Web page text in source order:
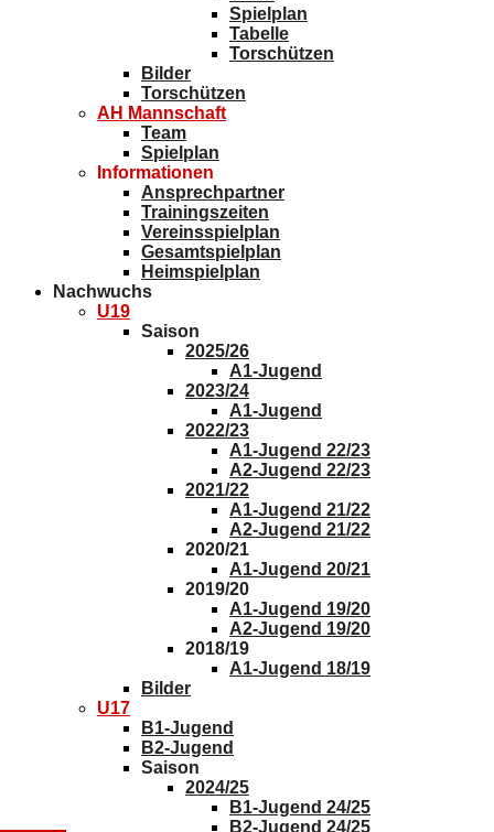
Spielplan
Tabelle
Torschützen
Bilder
Torschützen
AH Mannschaft
Team
Spielplan
Informationen
Ansprechpartner
Trainingszeiten
Vereinsspielplan
Gesamtspielplan
Heimspielplan
Nachwuchs
U19
Saison
2025/26
A1-Jugend
2023/24
A1-Jugend
2022/23
A1-Jugend 22/23
A2-Jugend 22/23
2021/22
A1-Jugend 21/22
A2-Jugend 21/22
2020/21
A1-Jugend 20/21
2019/20
A1-Jugend 19/20
A2-Jugend 19/20
2018/19
A1-Jugend 18/19
Bilder
U17
B1-Jugend
B2-Jugend
Saison
2024/25
B1-Jugend 24/25
B2-Jugend 24/25